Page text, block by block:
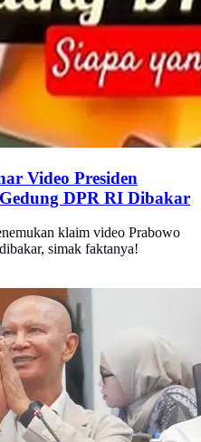
Video Presiden
DPR RI Dibakar
klaim video Prabowo
simak faktanya!